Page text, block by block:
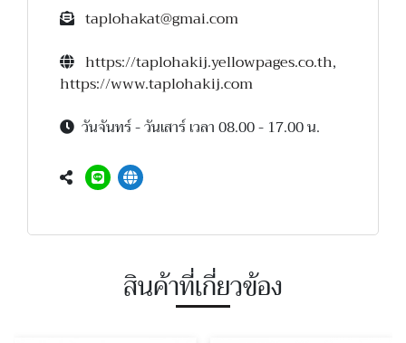
taplohakat@gmai.com
https://taplohakij.yellowpages.co.th,
https://www.taplohakij.com
วันจันทร์ - วันเสาร์ เวลา 08.00 - 17.00 น.
สินค้าที่เกี่ยวข้อง